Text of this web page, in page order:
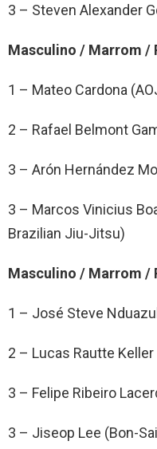
3 – Steven Alexander
Masculino / Marrom /
1 – Mateo Cardona
2 – Rafael Belmont
3 – Arón Hernández
3 – Marcos Vinicius
Brazilian Jiu-Jitsu)
Masculino / Marrom /
1 – José Steve
2 – Lucas Rautte
3 – Felipe Ribeiro
3 – Jiseop Lee (Bon-